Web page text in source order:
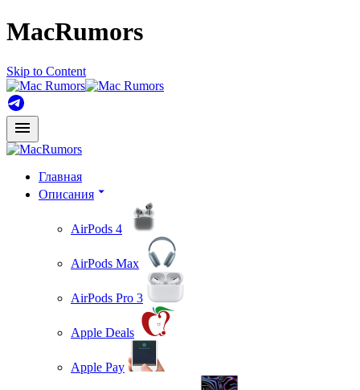
MacRumors
Skip to Content
Главная
Описания
AirPods 4
AirPods Max
AirPods Pro 3
Apple Deals
Apple Pay